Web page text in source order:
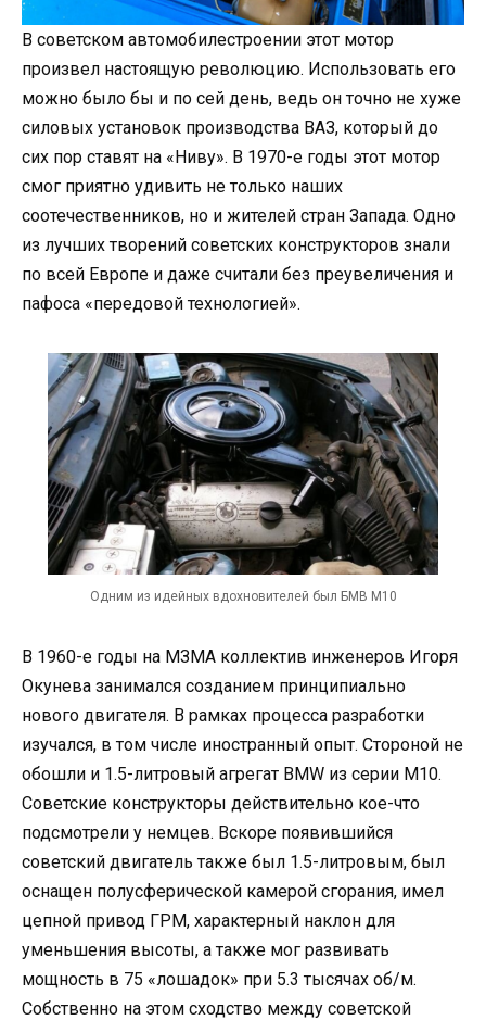
В советском автомобилестроении этот мотор
произвел настоящую революцию. Использовать его
можно было бы и по сей день, ведь он точно не хуже
силовых установок производства ВАЗ, который до
сих пор ставят на «Ниву». В 1970-е годы этот мотор
смог приятно удивить не только наших
соотечественников, но и жителей стран Запада. Одно
из лучших творений советских конструкторов знали
по всей Европе и даже считали без преувеличения и
пафоса «передовой технологией».
Одним из идейных вдохновителей был БМВ М10
В 1960-е годы на МЗМА коллектив инженеров Игоря
Окунева занимался созданием принципиально
нового двигателя. В рамках процесса разработки
изучался, в том числе иностранный опыт. Стороной не
обошли и 1.5-литровый агрегат BMW из серии М10.
Советские конструкторы действительно кое-что
подсмотрели у немцев. Вскоре появившийся
советский двигатель также был 1.5-литровым, был
оснащен полусферической камерой сгорания, имел
цепной привод ГРМ, характерный наклон для
уменьшения высоты, а также мог развивать
мощность в 75 «лошадок» при 5.3 тысячах об/м.
Собственно на этом сходство между советской